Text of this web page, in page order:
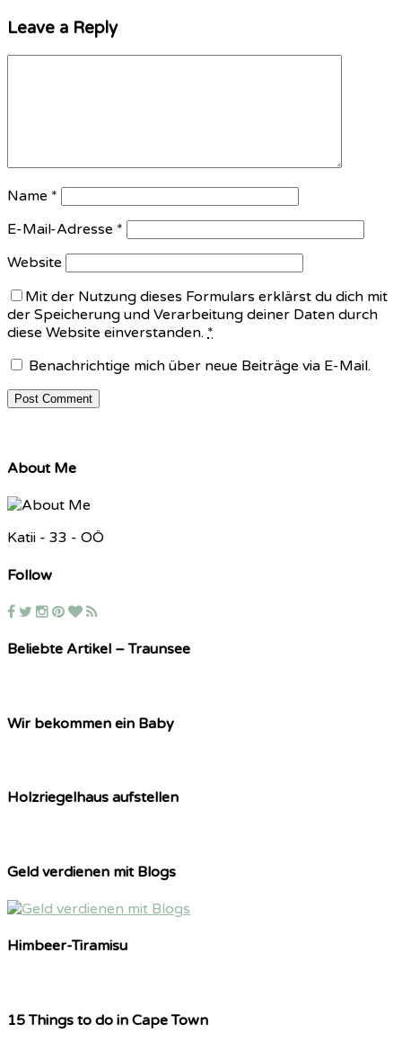
Leave a Reply
Name *
E-Mail-Adresse *
Website
Mit der Nutzung dieses Formulars erklärst du dich mit
der Speicherung und Verarbeitung deiner Daten durch
diese Website einverstanden. *
Benachrichtige mich über neue Beiträge via E-Mail.
About Me
Katii - 33 - OÖ
Follow
Beliebte Artikel – Traunsee
Wir bekommen ein Baby
Holzriegelhaus aufstellen
Geld verdienen mit Blogs
Himbeer-Tiramisu
15 Things to do in Cape Town